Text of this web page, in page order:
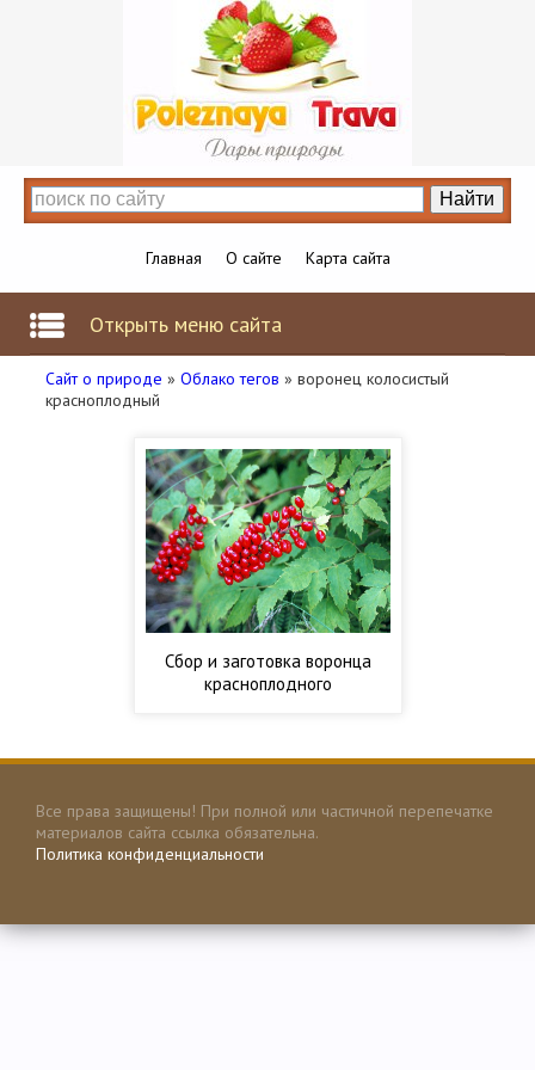
Главная О сайте Карта сайта
Открыть меню сайта
Сайт о природе » Облако тегов » воронец колосистый
красноплодный
Сбор и заготовка воронца
красноплодного
Все права защищены! При полной или частичной перепечатке
материалов сайта ссылка обязательна.
Политика конфиденциальности